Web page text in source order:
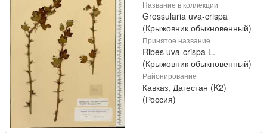
Название в коллекции
Grossularia uva-crispa
(Крыжовник обыкновенный)
Принятое название
Ribes uva-crispa L.
(Крыжовник обыкновенный)
Районирование
Кавказ, Дагестан (K2)
(Россия)